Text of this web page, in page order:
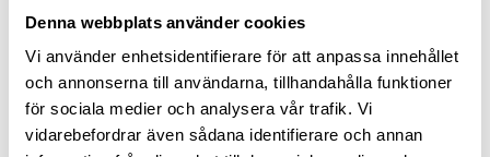
Denna webbplats använder cookies
Vi använder enhetsidentifierare för att anpassa innehållet
och annonserna till användarna, tillhandahålla funktioner
för sociala medier och analysera vår trafik. Vi
vidarebefordrar även sådana identifierare och annan